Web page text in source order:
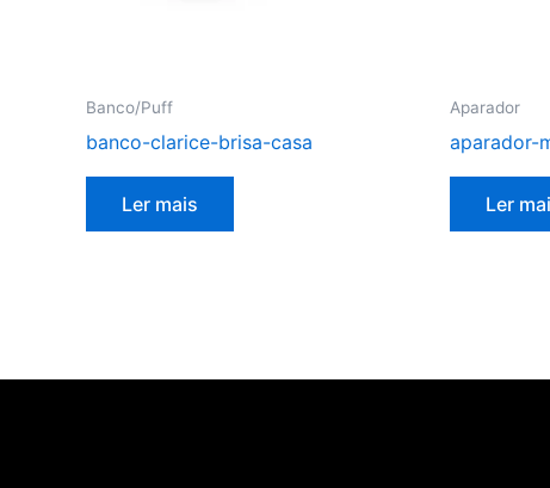
Banco/Puff
banco-clarice-brisa-casa
Ler mais
Aparador
aparador-
Ler